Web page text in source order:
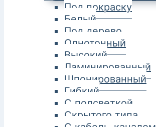
Под покраску
Белый
Под дерево
Однотонный
Высокий
Ламинированный
Шпонированный
Гибкий
С подсветкой
Скрытого типа